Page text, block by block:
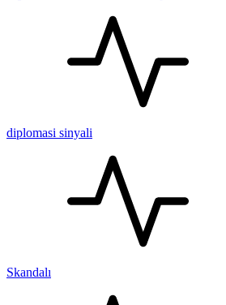
diplomasi sinyali
Skandalı